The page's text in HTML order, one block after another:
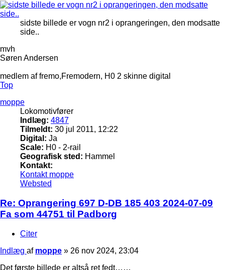
sidste billede er vogn nr2 i oprangeringen, den modsatte
side..
mvh
Søren Andersen
medlem af fremo,Fremodern, H0 2 skinne digital
Top
moppe
Lokomotivfører
Indlæg: 4847
Tilmeldt: 30 jul 2011, 12:22
Digital: Ja
Scale: H0 - 2-rail
Geografisk sted: Hammel
Kontakt:
Kontakt moppe
Websted
Re: Oprangering 697 D-DB 185 403 2024-07-09
Fa som 44751 til Padborg
Citer
Indlæg af moppe » 26 nov 2024, 23:04
Det første billede er altså ret fedt……